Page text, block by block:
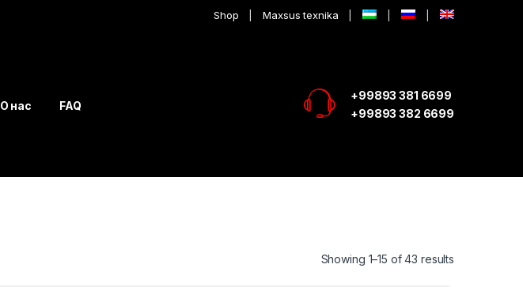
Shop Maxsus texnika
О нас FAQ
+99893 381 6699
+99893 382 6699
Showing 1–15 of 43 results